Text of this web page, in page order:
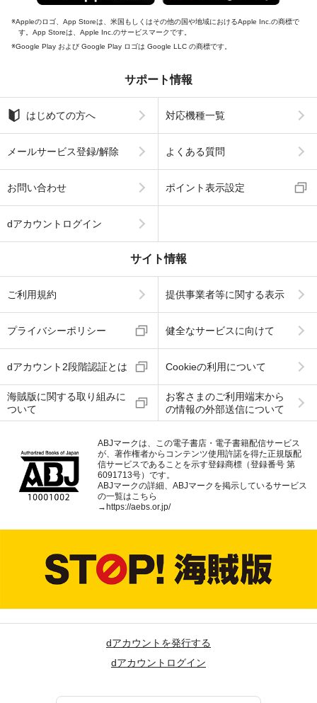
Appleのロゴ、App Storeは、米国もしくはその他の国や地域におけるApple Inc.の商標で
す。App Storeは、Apple Inc.のサービスマークです。
Google Play および Google Play ロゴは Google LLC の商標です。
サポート情報
はじめての方へ 対応機種一覧
メールサービス登録/解除 よくある質問
お問い合わせ ポイント表示設定
dアカウントログイン
サイト情報
ご利用規約 提供事業者等に関する表示
プライバシーポリシー 健全なサービスに向けて
dアカウント2段階認証とは Cookieの利用について
海賊版に関する取り組みに
ついて
お客さまのご利用端末から
の情報の外部送信について
ABJマークは、この電子書店・電子書籍配信サービス
が、著作権者からコンテンツ使用許諾を得た正規版配
信サービスであることを示す登録商標（登録番号 第
6091713号）です。
ABJマークの詳細、ABJマークを掲示しているサービス
の一覧はこちら
→ https://aebs.or.jp/
dアカウントを発行する
dアカウントログイン